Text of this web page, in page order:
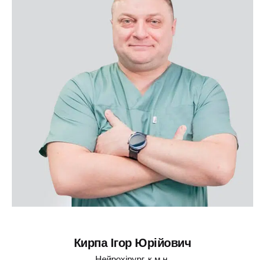
Кирпа Ігор Юрійович